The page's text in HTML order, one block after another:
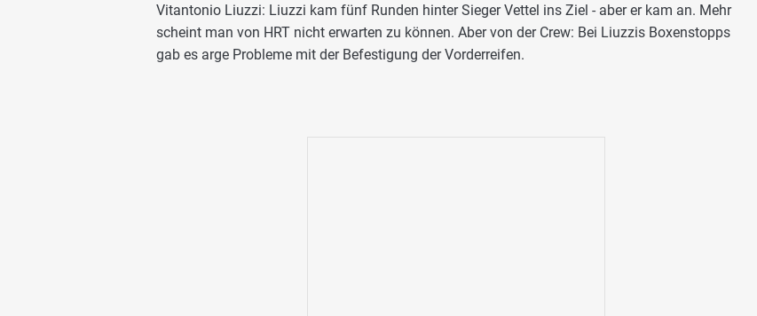
Vitantonio Liuzzi: Liuzzi kam fünf Runden hinter Sieger Vettel ins Ziel - aber er kam an. Mehr
scheint man von HRT nicht erwarten zu können. Aber von der Crew: Bei Liuzzis Boxenstopps
gab es arge Probleme mit der Befestigung der Vorderreifen.